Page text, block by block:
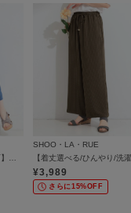
SHOO・LA・RUE
¥3,989
さらに15%OFF